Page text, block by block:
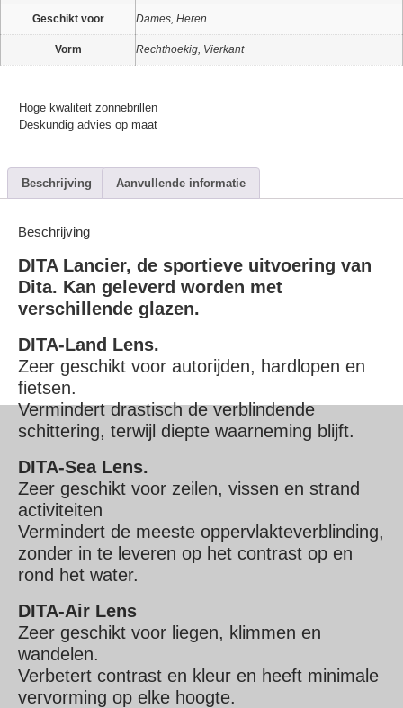
Geschikt voor Dames, Heren
Vorm Rechthoekig, Vierkant
Hoge kwaliteit zonnebrillen
Deskundig advies op maat
Beschrijving Aanvullende informatie
Beschrijving
DITA Lancier, de sportieve uitvoering van
Dita. Kan geleverd worden met
verschillende glazen.
DITA-Land Lens.
Zeer geschikt voor autorijden, hardlopen en
fietsen.
Vermindert drastisch de verblindende
schittering, terwijl diepte waarneming blijft.
DITA-Sea Lens.
Zeer geschikt voor zeilen, vissen en strand
activiteiten
Vermindert de meeste oppervlakteverblinding,
zonder in te leveren op het contrast op en
rond het water.
DITA-Air Lens
Zeer geschikt voor liegen, klimmen en
wandelen.
Verbetert contrast en kleur en heeft minimale
vervorming op elke hoogte.